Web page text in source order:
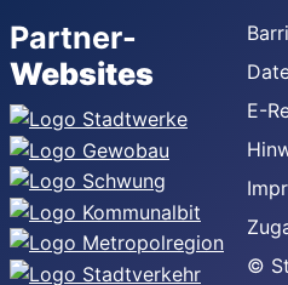
Partner-
Websites
E-
©